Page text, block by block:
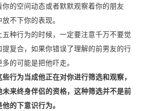
你的空间动态或者默默观察着你的朋友
不下你的表现。
五种行为的时候，一定要注意千万不要觉
复合，如果你错误了理解的前男友的行
的可能是把他吓走。
行为当成他正在对你进行筛选和观察，
来终身伴侣的资格，这种筛选并不是前
的下意识行为。